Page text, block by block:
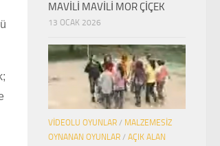
MAVİLİ MAVİLİ MOR ÇİÇEK
13 OCAK 2026
VIDEOLU OYUNLAR / MALZEMESIZ
OYNANAN OYUNLAR / AÇIK ALAN